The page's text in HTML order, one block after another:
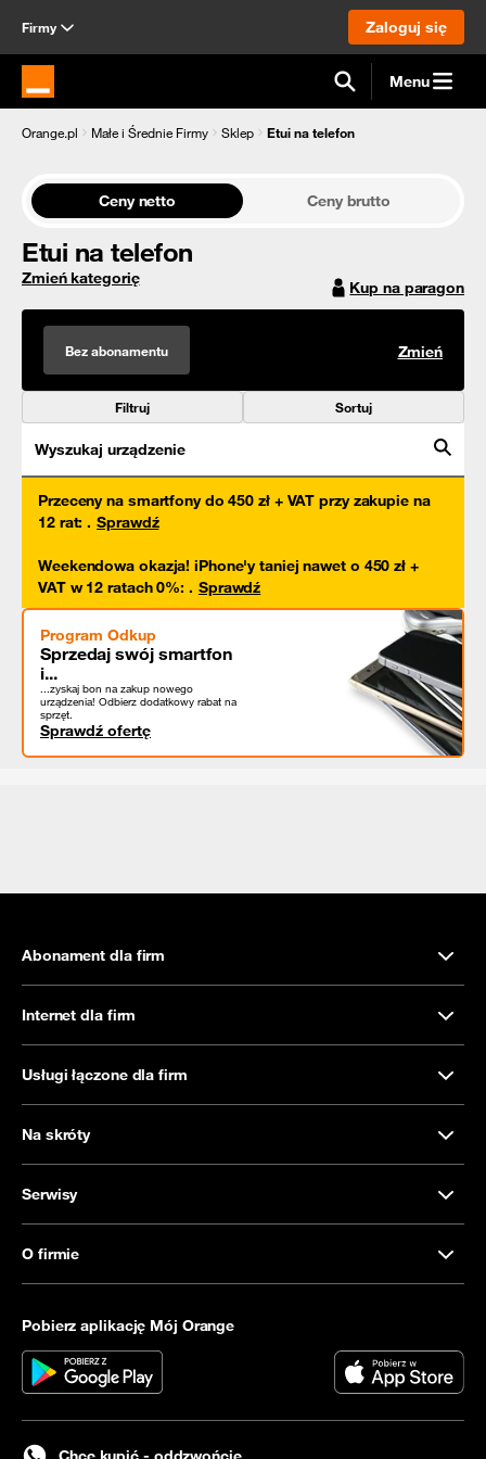
Firmy Zaloguj się
Strona główna Orange.pl Menu
Orange.pl Małe i Średnie Firmy Sklep Etui na telefon
Ceny netto Ceny brutto
Etui na telefon
Zmień kategorię Kup na paragon
Bez abonamentu Zmień
Filtruj Sortuj
Wyszukaj urządzenie
Przeceny na smartfony do 450 zł + VAT przy zakupie na
12 rat: . Sprawdź
Weekendowa okazja! iPhone'y taniej nawet o 450 zł +
VAT w 12 ratach 0%: . Sprawdź
Program Odkup
Sprzedaj swój smartfon
i...
...zyskaj bon na zakup nowego
urządzenia! Odbierz dodatkowy rabat na
sprzęt.
Sprawdź ofertę
Abonament dla firm
Internet dla firm
Usługi łączone dla firm
Na skróty
Serwisy
O firmie
Pobierz aplikację Mój Orange